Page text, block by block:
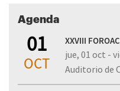
Agenda
01
OCT
XXVIII
jue, 01 oct -
Auditorio de